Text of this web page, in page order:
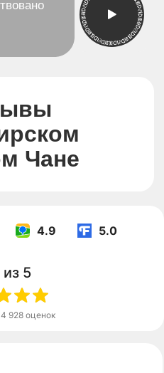
4.9 5.0
из 5
4 928оценок